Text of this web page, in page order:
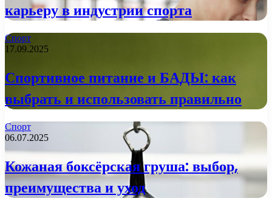
карьеру в индустрии спорта
Спорт
17.09.2025
Спортивное питание и БАДЫ: как
выбрать и использовать правильно
Спорт
06.07.2025
Кожаная боксёрская груша: выбор,
преимущества и уход